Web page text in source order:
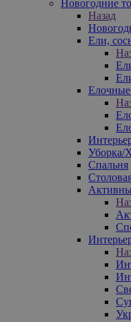
Новогодние
Назад
Ели,
Уборка/
Спальня